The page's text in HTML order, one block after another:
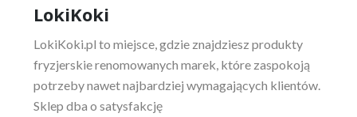
on
LokiKoki
LokiKoki.pl to miejsce, gdzie znajdziesz produkty
fryzjerskie renomowanych marek, które zaspokoją
potrzeby nawet najbardziej wymagających klientów.
Sklep dba o satysfakcję